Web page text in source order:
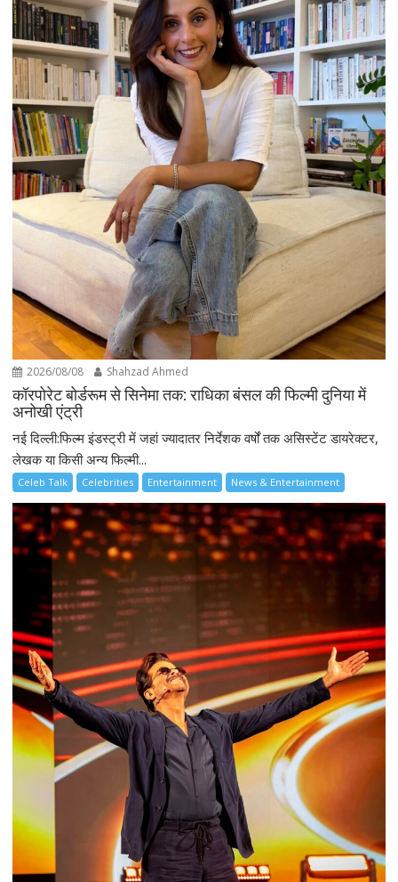
2026/08/08 Shahzad Ahmed
कॉरपोरेट बोर्डरूम से सिनेमा तक: राधिका बंसल की फिल्मी दुनिया में
अनोखी एंट्री
नई दिल्ली:फिल्म इंडस्ट्री में जहां ज्यादातर निर्देशक वर्षों तक असिस्टेंट डायरेक्टर,
लेखक या किसी अन्य फिल्मी...
Celeb Talk Celebrities Entertainment News & Entertainment